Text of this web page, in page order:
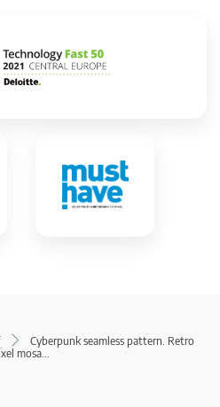
Cyberpunk seamless pattern. Retro
mosa...